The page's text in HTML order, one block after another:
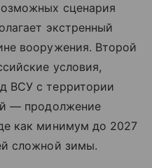
сценария
экстренный
вооружения. Второй
условия,
ВСУ с территории
— продолжение
как минимум до 2027
сложной зимы.